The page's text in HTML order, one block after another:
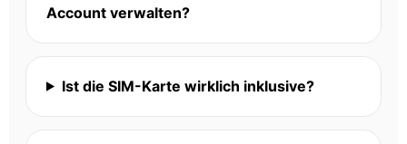
Account verwalten?
Ist die SIM-Karte wirklich inklusive?